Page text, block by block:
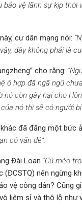
bảo vệ lãnh sự kịp thời
cư dân mạng nói:
đây không phải là
cho rằng:
ô hợp đã ngã ngũ
nó còn gây hại cho
nó thì sẽ có người bị
đã đăng một bức
có vấn đề”.
Đài Loan “Cú mèo
(ĐCSTQ) nên ngừng
vệ công dân? Cũng
liêm sỉ và thô lỗ như